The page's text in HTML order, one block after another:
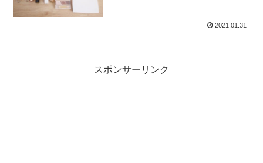
2021.01.31
スポンサーリンク